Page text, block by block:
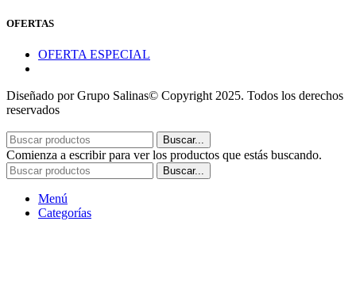
OFERTAS
OFERTA ESPECIAL
Diseñado por Grupo Salinas© Copyright 2025. Todos los derechos
reservados
Buscar...
Comienza a escribir para ver los productos que estás buscando.
Buscar...
Menú
Categorías